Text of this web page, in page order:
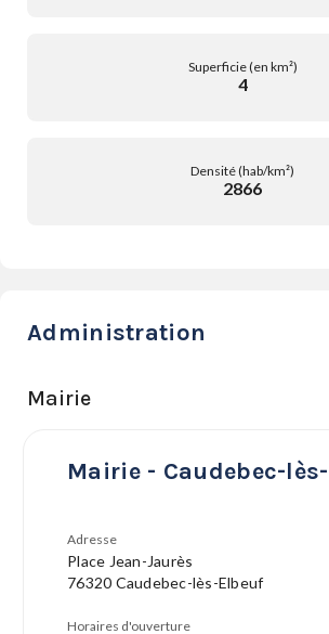
Superficie (en km²)
4
Densité (hab/km²)
2866
Administration
Mairie
Mairie - Caudebec-
Adresse
Place Jean-Jaurès
76320 Caudebec-lès-Elbeuf
Horaires d'ouverture